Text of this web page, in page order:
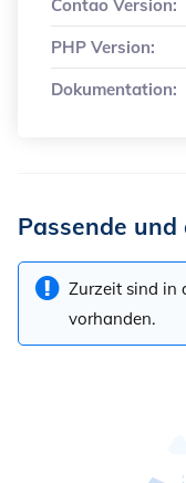
Contao Version:
PHP Version:
Dokumentation:
Passende
Zurzeit sind in
vorhanden.